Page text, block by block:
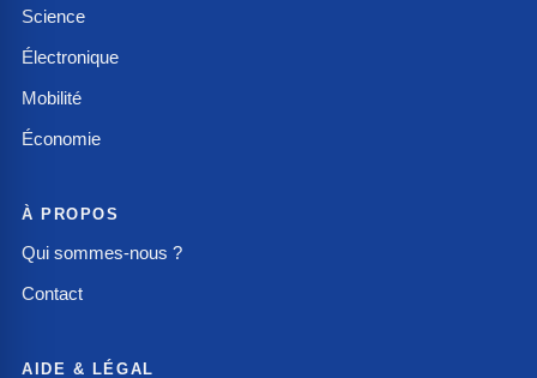
Science
Électronique
Mobilité
Économie
À PROPOS
Qui sommes-nous ?
Contact
AIDE & LÉGAL